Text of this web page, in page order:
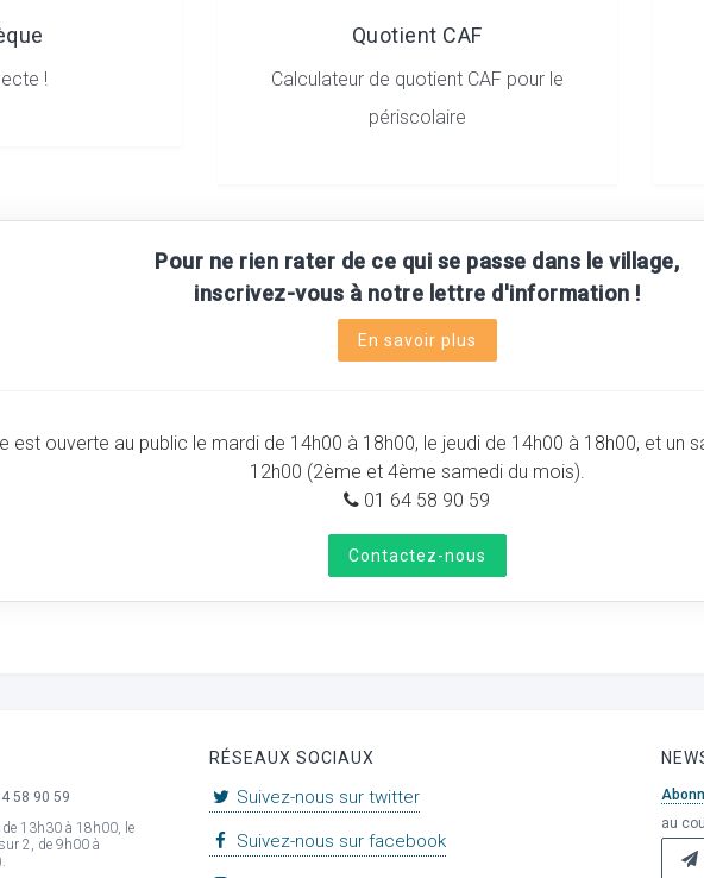
!
Quotient CAF
Calculateur de quotient CAF pour le
périscolaire
Pour ne rien rater de ce qui se passe dans le village,
inscrivez-vous à notre lettre d'information !
En savoir plus
est ouverte au public le mardi de 14h00 à 18h00, le jeudi de 14h00 à 18h00, et un
12h00 (2ème et 4ème samedi du mois).
01 64 58 90 59
Contactez-nous
58 90 59
13h30 à 18h00, le
2, de 9h00 à
RÉSEAUX SOCIAUX
Suivez-nous sur twitter
Suivez-nous sur facebook
au